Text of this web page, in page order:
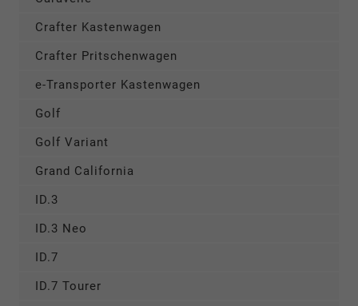
Crafter Kastenwagen
Crafter Pritschenwagen
e-Transporter Kastenwagen
Golf
Golf Variant
Grand California
ID.3
ID.3 Neo
ID.7
ID.7 Tourer